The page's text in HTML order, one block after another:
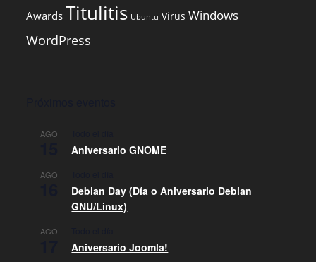
Awards Titulitis Ubuntu Virus Windows
WordPress
AGO
Aniversario GNOME
AGO
Debian Day (Día o Aniversario Debian
GNU/Linux)
AGO
Aniversario Joomla!